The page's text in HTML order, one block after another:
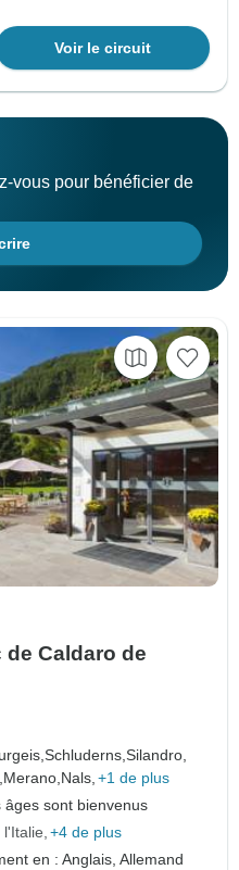
Voir le circuit
vous pour bénéficier de
de Caldaro de
Schluderns,Silandro,
Merano,Nals, +1 de plus
âges sont bienvenus
l'Italie +4 de plus
en : Anglais, Allemand